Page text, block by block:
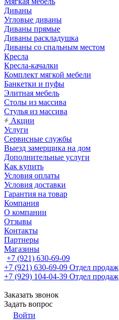
Диваны
Угловые диваны
Диваны прямые
Диваны раскладушка
Диваны со спальным местом
Кресла
Кресла-качалки
Комплект мягкой мебели
Банкетки и пуфы
Элитная мебель
Столы из массива
Стулья из массива
Акции
Услуги
Сервисные службы
Выезд замерщика на дом
Дополнительные услуги
Как купить
Условия оплаты
Условия доставки
Гарантия на товар
Компания
О компании
Отзывы
Контакты
Партнеры
Магазины
+7 (921) 630-69-09
+7 (921) 630-69-09 Отдел продаж
+7 (929) 104-04-39 Отдел продаж
Заказать звонок
Задать вопрос
Войти